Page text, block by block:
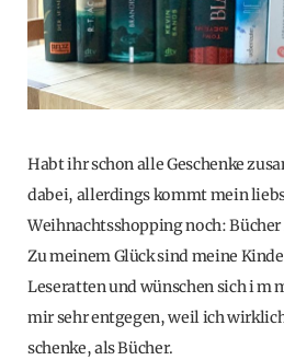
Habt ihr schon alle Geschenke
dabei, allerdings kommt mein
Weihnachtsshopping noch:
Zu meinem Glück sind meine
Leseratten und wünschen sich i m
mir sehr entgegen, weil ich
schenke, als Bücher.